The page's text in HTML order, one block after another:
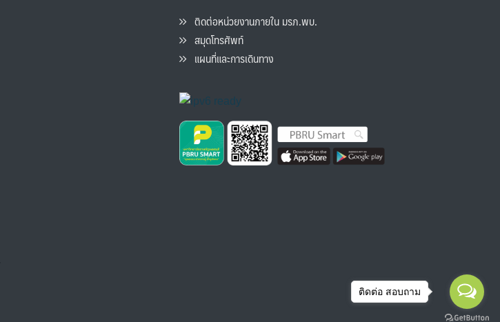
ติดต่อหน่วยงานภายใน มรภ.พบ.
สมุดโทรศัพท์
แผนที่และการเดินทาง
ติดต่อ สอบถาม